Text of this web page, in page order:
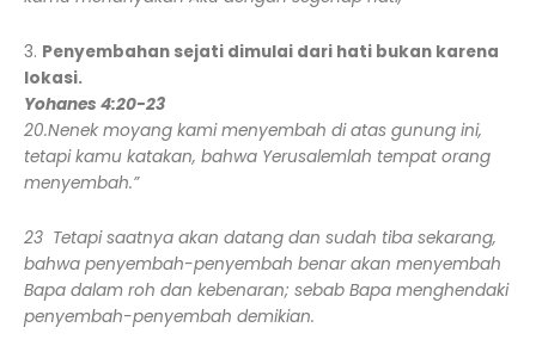
3. Penyembahan sejati dimulai dari hati bukan karena
lokasi.
Yohanes 4:20-23
20.Nenek moyang kami menyembah di atas gunung ini,
tetapi kamu katakan, bahwa Yerusalemlah tempat orang
menyembah.”
23 Tetapi saatnya akan datang dan sudah tiba sekarang,
bahwa penyembah-penyembah benar akan menyembah
Bapa dalam roh dan kebenaran; sebab Bapa menghendaki
penyembah-penyembah demikian.